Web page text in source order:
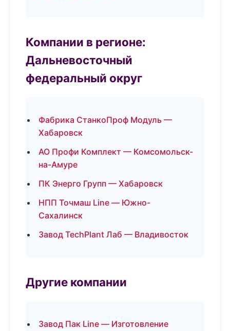
Компании в регионе:
Дальневосточный
федеральный округ
Фабрика СтанкоПроф Модуль —
Хабаровск
АО Профи Комплект — Комсомольск-
на-Амуре
ПК Энерго Групп — Хабаровск
НПП Точмаш Line — Южно-
Сахалинск
Завод TechPlant Лаб — Владивосток
Другие компании
Завод Пак Line — Изготовление